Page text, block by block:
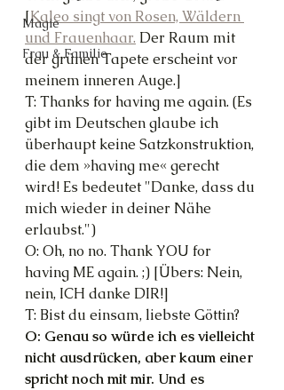
Magie
Frau & Familie
[Kaleo singt von Rosen, Wäldern
und Frauenhaar. Der Raum mit
der grünen Tapete erscheint vor
meinem inneren Auge.]
T: Thanks for having me again. (Es
gibt im Deutschen glaube ich
überhaupt keine Satzkonstruktion,
die dem »having me« gerecht
wird! Es bedeutet "Danke, dass du
mich wieder in deiner Nähe
erlaubst.")
O: Oh, no no. Thank YOU for
having ME again. ;) [Übers: Nein,
nein, ICH danke DIR!]
T: Bist du einsam, liebste Göttin?
O: Genau so würde ich es vielleicht
nicht ausdrücken, aber kaum einer
spricht noch mit mir. Und es